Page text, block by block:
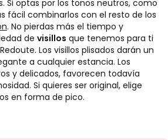
Si optas por los tonos neutros, como
fácil combinarlos con el resto de los
. No pierdas más el tiempo y
de visillos que tenemos para ti
Los visillos plisados darán un
a cualquier estancia. Los
y delicados, favorecen todavía
Si quieres ser original, elige
en forma de pico.